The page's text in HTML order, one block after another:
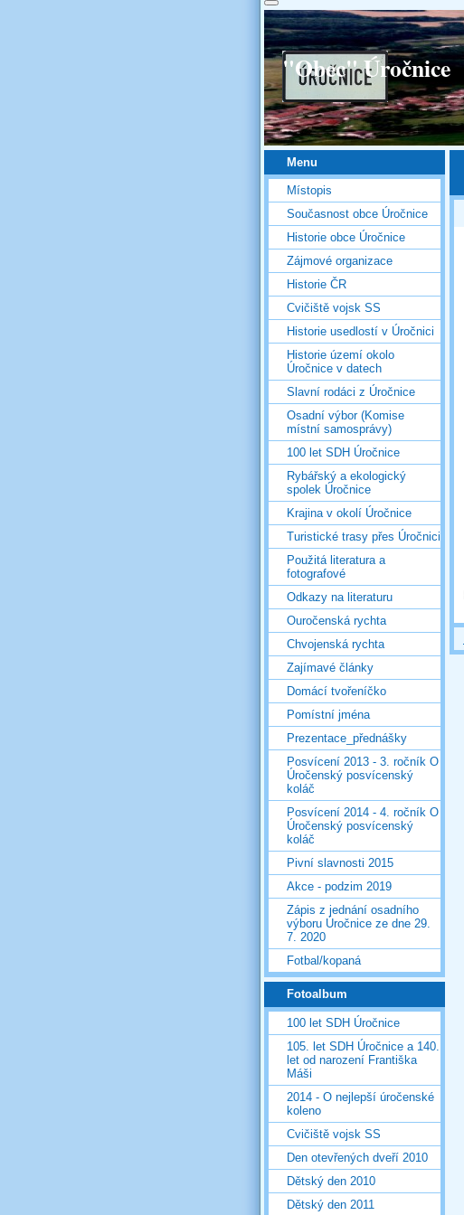
"Obec" Úročnice
Menu
Místopis
Současnost obce Úročnice
Historie obce Úročnice
Zájmové organizace
Historie ČR
Cvičiště vojsk SS
Historie usedlostí v Úročnici
Historie území okolo
Úročnice v datech
Slavní rodáci z Úročnice
Osadní výbor (Komise
místní samosprávy)
100 let SDH Úročnice
Rybářský a ekologický
spolek Úročnice
Krajina v okolí Úročnice
Turistické trasy přes Úročnici
Použitá literatura a
fotografové
Odkazy na literaturu
Ouročenská rychta
Chvojenská rychta
Zajímavé články
Domácí tvořeníčko
Pomístní jména
Prezentace_přednášky
Posvícení 2013 - 3. ročník O
Úročenský posvícenský
koláč
Posvícení 2014 - 4. ročník O
Úročenský posvícenský
koláč
Pivní slavnosti 2015
Akce - podzim 2019
Zápis z jednání osadního
výboru Úročnice ze dne 29.
7. 2020
Fotbal/kopaná
Fotoalbum
100 let SDH Úročnice
105. let SDH Úročnice a 140.
let od narození Františka
Máši
2014 - O nejlepší úročenské
koleno
Cvičiště vojsk SS
Den otevřených dveří 2010
Dětský den 2010
Dětský den 2011